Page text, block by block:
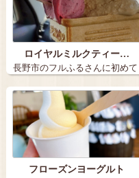
ロイヤルミルクティー…
長野市のフルふるさんに初めて
行きました。…
フローズンヨーグルト